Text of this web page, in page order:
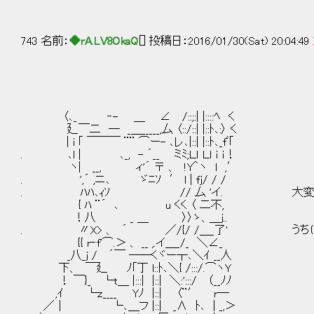
743 名前： ◆rA.LV8OkaQ [] 投稿日：2016/01/30(Sat) 20:04:49
〈､_ ‐- ＿ ∠ /::;:| |::::ﾍ く
廴￣二 ─ _＿_____,厶 〈::/::| |::ﾄ､:〉 く
| i ｢ ￣￣￣ ¨¨ ⌒ー- ､レ､|::| |::ﾄ､_fﾞ｢
. ､l | ､_, - ´__ ミﾐ;Ｌｌ Ｌｌ ｉ ｉ！
ヽ| __, ィ'´ 〒 、 !Y＾ヽ l ,′
. ',´ ,ニ､ ゞﾆｿ ′ l | fj/ / /
. ﾊﾊ､ｨｿ // 厶 'イ. 大変ねぇ・
{ ﾊ ¨´ ､ u くく 〈 二不,
！八 _ ＿ 〉〉ゝ、＿j..
. 〃X> 、 ´ ／/{/ /＿_了' うちに入っても
{{ r‐f'⌒.＞ 、 __ ,.イ＿_/_ ＼∠_
_八_j / ´￣ ──くヾー┬､＼ｲ __人
下、 ￣廴 ﾉ｢丁 l::ﾄ､＼{ /:::/.⌒ヽＹ
！ ￣}_ └t＿ |:::| |::| ＼:':::/ （__ﾉﾉ
,ｲ └ｚ____ Yﾉ |::| 〈¨′ r─
／｜ └､＿フ |::| _∧ ﾄ､ | _,＞